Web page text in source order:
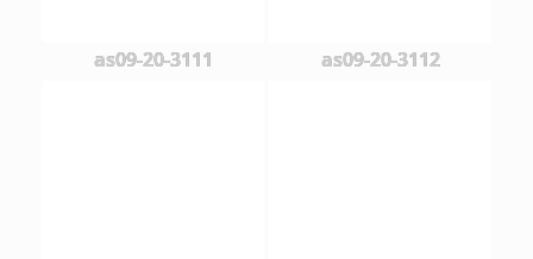
as09-20-3111 as09-20-3112